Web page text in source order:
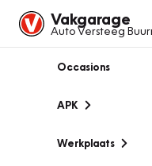
Vakgarage
Auto Versteeg
Occasions
APK
Werkplaats